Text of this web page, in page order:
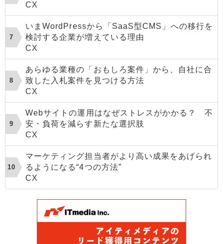
CX
いまWordPressから「SaaS型CMS」への移行を
検討する企業が増えている理由
CX
あらゆる業種の「おもしろ案件」から、自社に合
致した入札案件を見つける方法
CX
Webサイトの運用はなぜストレスがかかる？ 不
安・負荷を減らす新たな選択肢
CX
マーケティング担当者がより高い成果をあげられ
るようになる“4つの方法”
CX